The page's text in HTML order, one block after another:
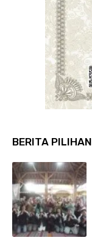
BERITA PILIHAN